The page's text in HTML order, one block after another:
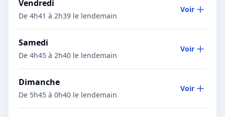
Vendredi
De 4h41 à 2h39 le lendemain
Voir
Samedi
De 4h45 à 2h40 le lendemain
Voir
Dimanche
De 5h45 à 0h40 le lendemain
Voir